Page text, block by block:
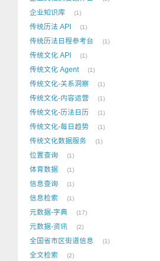
企业知识库 1
传统历法 API 1
传统历法日程参考台 1
传统文化 API 1
传统文化 Agent 1
传统文化-关系洞察 1
传统文化-内容运营 1
传统文化-历法日历 1
传统文化-每日趋势 1
传统文化数据服务 1
位置查询 1
体育数据 1
信息查询 1
信息检索 1
元数据-字典 17
元数据-资讯 2
全国省市区街道信息 1
全文检索 2